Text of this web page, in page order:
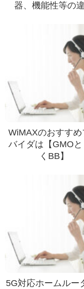
器、機能性等の
WiMAXのおすすめ
バイダは【GMOと
くBB】
5G対応ホームルー